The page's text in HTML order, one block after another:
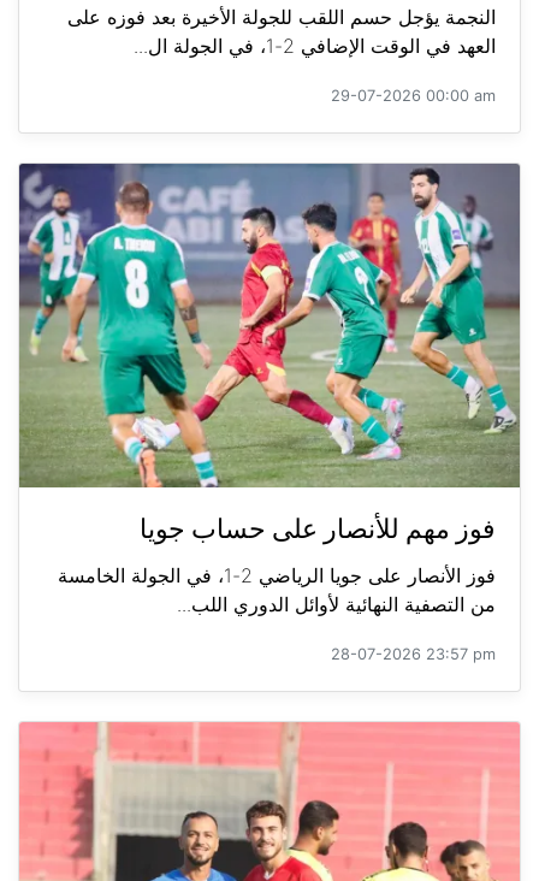
النجمة يؤجل حسم اللقب للجولة الأخيرة بعد فوزه على
العهد في الوقت الإضافي 2-1، في الجولة ال...
29-07-2026 00:00 am
فوز مهم للأنصار على حساب جويا
فوز الأنصار على جويا الرياضي 2-1، في الجولة الخامسة
من التصفية النهائية لأوائل الدوري اللب...
28-07-2026 23:57 pm